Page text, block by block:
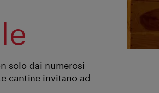
solo dai numerosi
cantine invitano ad